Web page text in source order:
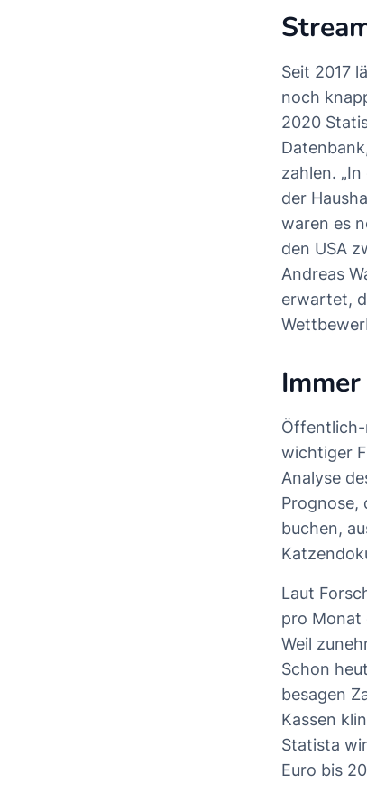
Seit 2017
noch
2020
zahlen.
der
waren es
den USA
Andreas
erwartet,
Öffentlich-
wichtiger
Analyse
Prognose,
buchen,
Laut
pro Monat
Weil
Schon
besagen
Kassen
Statista
Euro bis